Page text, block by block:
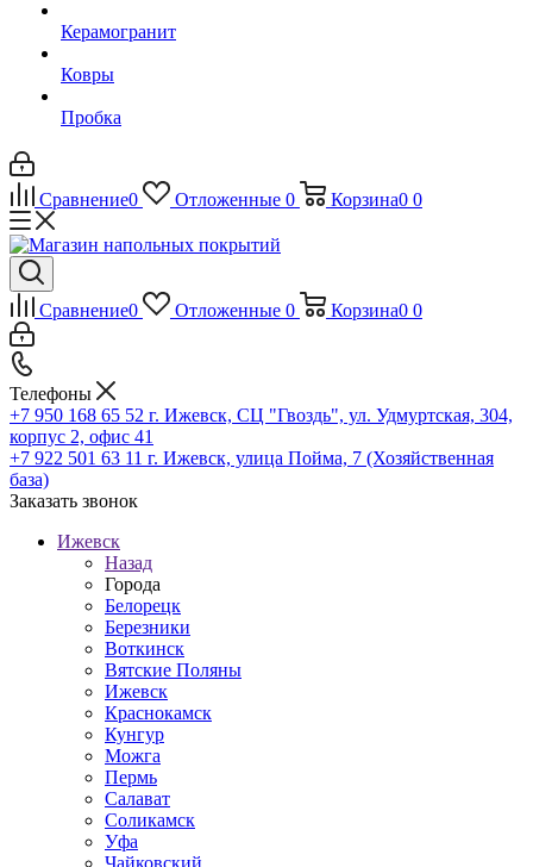
Керамогранит
Ковры
Пробка
Сравнение0 Отложенные 0 Корзина0 0
Сравнение0 Отложенные 0 Корзина0 0
Телефоны
+7 950 168 65 52 г. Ижевск, СЦ "Гвоздь", ул. Удмуртская, 304,
корпус 2, офис 41
+7 922 501 63 11 г. Ижевск, улица Пойма, 7 (Хозяйственная
база)
Заказать звонок
Ижевск
Назад
Города
Белорецк
Березники
Воткинск
Вятские Поляны
Ижевск
Краснокамск
Кунгур
Можга
Пермь
Салават
Соликамск
Уфа
Чайковский